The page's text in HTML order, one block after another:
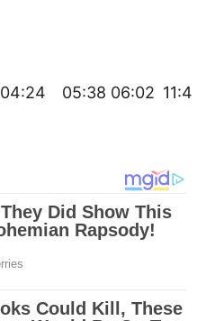
04:24 05:38 06:02 11:41